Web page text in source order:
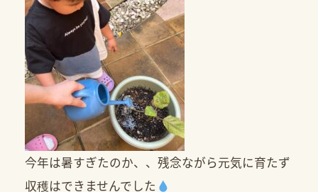
今年は暑すぎたのか、、残念ながら元気に育たず
収穫はできませんでした